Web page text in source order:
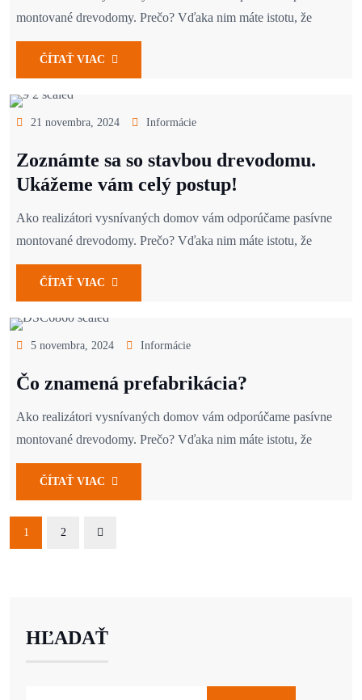
montované drevodomy. Prečo? Vďaka nim máte istotu, že
ČÍTAŤ VIAC
21 novembra, 2024 Informácie
Zoznámte sa so stavbou drevodomu.
Ukážeme vám celý postup!
Ako realizátori vysnívaných domov vám odporúčame pasívne
montované drevodomy. Prečo? Vďaka nim máte istotu, že
ČÍTAŤ VIAC
5 novembra, 2024 Informácie
Čo znamená prefabrikácia?
Ako realizátori vysnívaných domov vám odporúčame pasívne
montované drevodomy. Prečo? Vďaka nim máte istotu, že
ČÍTAŤ VIAC
1 2
HĽADAŤ